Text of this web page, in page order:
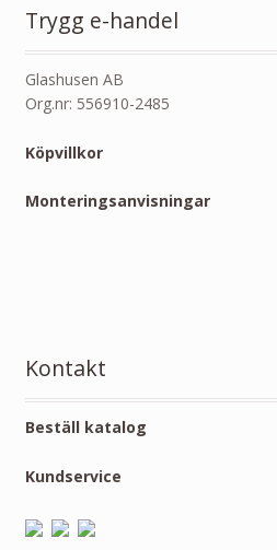
Trygg e-handel
Glashusen AB
Org.nr: 556910-2485
Köpvillkor
Monteringsanvisningar
Kontakt
Beställ katalog
Kundservice